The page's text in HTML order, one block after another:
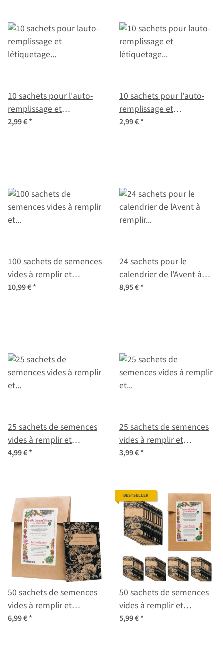
10 sachets pour l'auto-
remplissage et
l'étiquetage des
2,99 €*
10 sachets pour l'auto-
remplissage et
l'étiquetage des
2,99 €*
100 sachets de semences
vides à remplir et
étiquetter pour les
10,99 €*
24 sachets pour le
calendrier de l'Avent à
remplir soi-même
8,95 €*
25 sachets de semences
vides à remplir et
étiquetter pour les
4,99 €*
25 sachets de semences
vides à remplir et
étiquetter pour les
3,99 €*
50 sachets de semences
vides à remplir et
étiquetter pour les
6,99 €*
BESTSELLER
50 sachets de semences
vides à remplir et
étiquetter pour les
5,99 €*